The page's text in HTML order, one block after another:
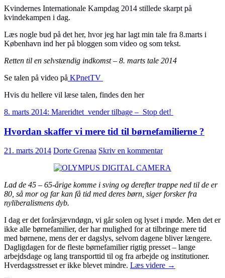
Kvindernes Internationale Kampdag 2014 stillede skarpt på
kvindekampen i dag.
Læs nogle bud på det her, hvor jeg har lagt min tale fra 8.marts i
København ind her på bloggen som video og som tekst.
Retten til en selvstændig indkomst – 8. marts tale 2014
Se talen på video på KPnetTV
Hvis du hellere vil læse talen, findes den her
8. marts 2014: Mareridtet vender tilbage – Stop det!
Hvordan skaffer vi mere tid til børnefamilierne ?
21. marts 2014 Dorte Grenaa Skriv en kommentar
Lad de 45 – 65-årige komme i sving og derefter trappe ned til de er
80, så mor og far kan få tid med deres børn, siger forsker fra
nyliberalismens dyb.
I dag er det forårsjævndøgn, vi går solen og lyset i møde. Men det er
ikke alle børnefamilier, der har mulighed for at tilbringe mere tid
med børnene, mens der er dagslys, selvom dagene bliver længere.
Dagligdagen for de fleste børnefamilier rigtig presset – lange
arbejdsdage og lang transporttid til og fra arbejde og institutioner.
Hverdagsstresset er ikke blevet mindre. Læs videre Hvordan
→